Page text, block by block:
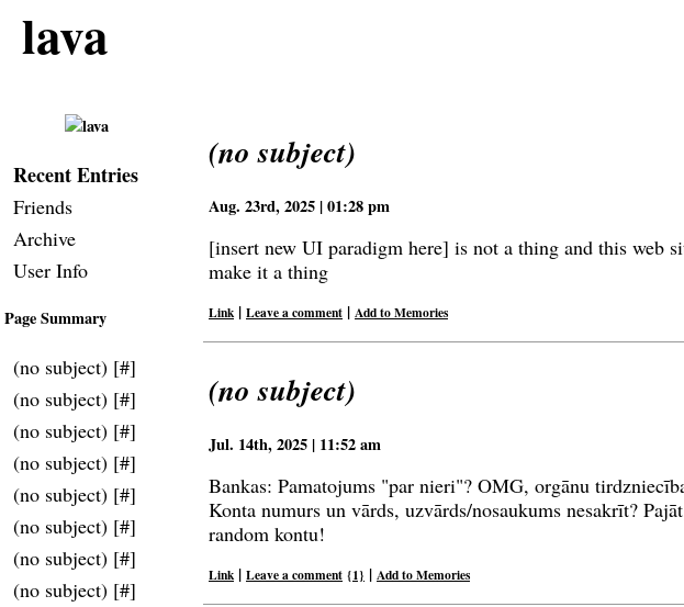
lava
Recent Entries
Friends
Archive
User Info
Page Summary
(no subject) [#]
(no subject) [#]
(no subject) [#]
(no subject) [#]
(no subject) [#]
(no subject) [#]
(no subject) [#]
(no subject) [#]
(no subject)
Aug. 23rd, 2025 | 01:28 pm
[insert new UI paradigm here] is not a thing and this web
make it a thing
Link | Leave a comment | Add to Memories
(no subject)
Jul. 14th, 2025 | 11:52 am
Bankas: Pamatojums "par nieri"? OMG, orgānu
Konta numurs un vārds, uzvārds/nosaukums nesakrīt?
random kontu!
Link | Leave a comment {1} | Add to Memories